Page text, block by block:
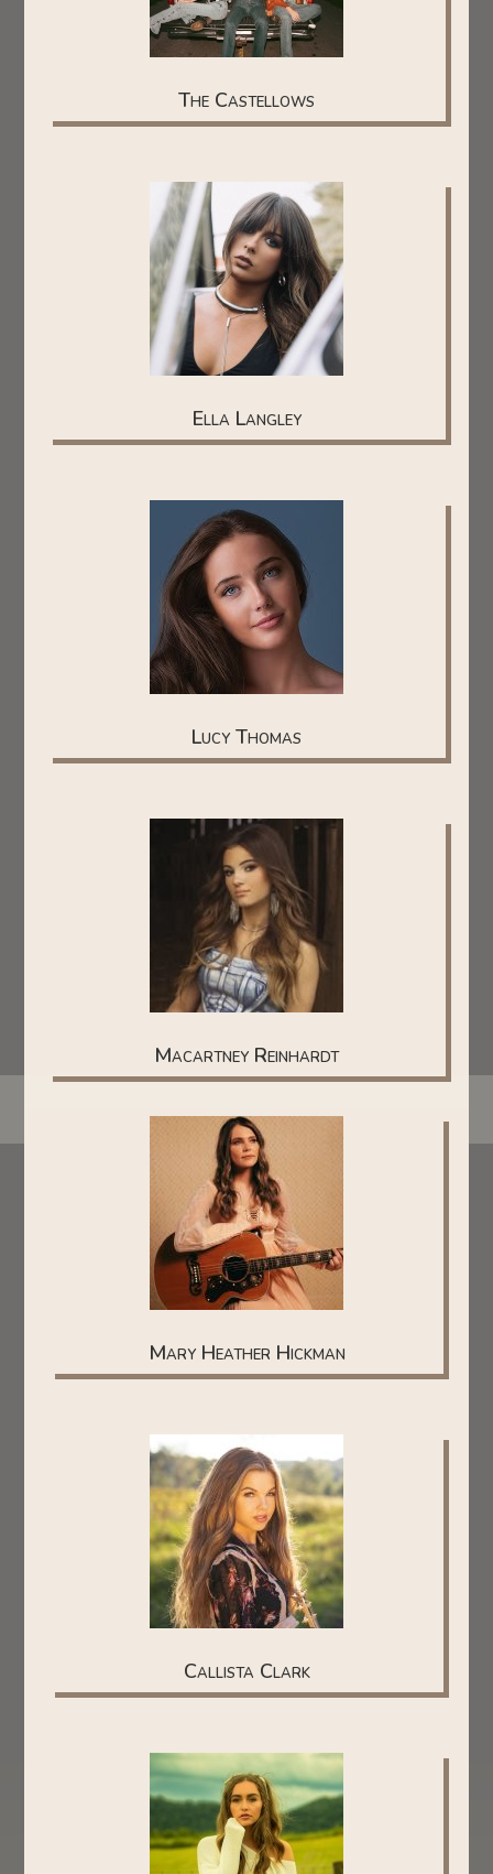
The Castellows
Ella Langley
Lucy Thomas
Macartney Reinhardt
Mary Heather Hickman
Callista Clark